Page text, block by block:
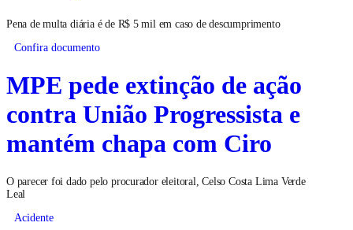
Pena de multa diária é de R$ 5 mil em caso de descumprimento
Confira documento
MPE pede extinção de ação
contra União Progressista e
mantém chapa com Ciro
O parecer foi dado pelo procurador eleitoral, Celso Costa Lima Verde
Leal
Acidente